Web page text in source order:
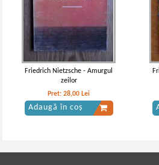
Friedrich Nietzsche - Amurgul
zeilor
Pret:28,00 Lei
Adaugă în coș